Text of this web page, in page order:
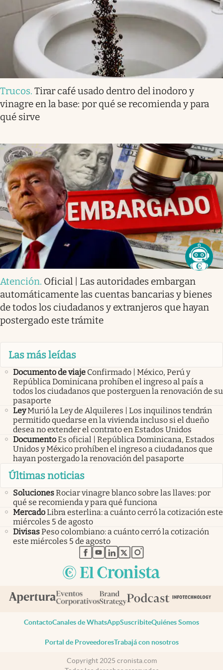
Trucos. Tirar café usado dentro del inodoro y
vinagre en la base: por qué se recomienda y para
qué sirve
Atención. Oficial | Las autoridades embargan
automáticamente las cuentas bancarias y bienes
de todos los ciudadanos y extranjeros que hayan
postergado este trámite
Las más leídas
Documento de viaje Confirmado | México, Perú y
República Dominicana prohíben el ingreso al país a
todos los ciudadanos que posterguen la renovación de su
pasaporte
LeyMurió la Ley de Alquileres | Los inquilinos tendrán
permitido quedarse en la vivienda incluso si el dueño
desea no extender el contrato en Estados Unidos
DocumentoEs oficial | República Dominicana, Estados
Unidos y México prohíben el ingreso a ciudadanos que
hayan postergado la renovación del pasaporte
Últimas noticias
SolucionesRociar vinagre blanco sobre las llaves: por
qué se recomienda y para qué funciona
MercadoLibra esterlina: a cuánto cerró la cotización este
miércoles 5 de agosto
DivisasPeso colombiano: a cuánto cerró la cotización
este miércoles 5 de agosto
abre en nueva pestaña
abre en nueva pestaña
abre en nueva pestaña
abre en nueva pestaña
abre en nueva pestaña
ContactoCanales de WhatsAppSuscribiteQuiénes Somos
Portal de ProveedoresTrabajá con nosotros
Copyright 2025 cronista.com